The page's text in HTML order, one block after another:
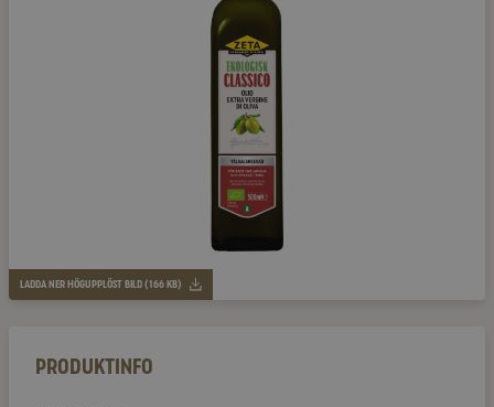
LADDA NER HÖGUPPLÖST BILD (166 KB)
Produktinfo